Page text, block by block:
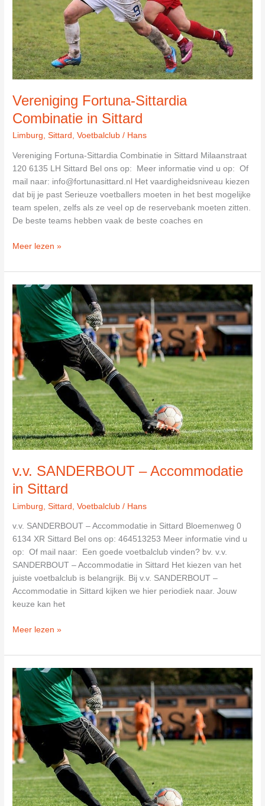
Vereniging Fortuna-Sittardia
Combinatie in Sittard
Limburg,Sittard ,Voetbalclub / Hans
Vereniging Fortuna-Sittardia Combinatie in Sittard Milaanstraat
120 6135 LH Sittard Bel ons op: Meer informatie vind u op: Of
mail naar: info@fortunasittard.nl
Het vaardigheidsniveau kiezen
dat bij je past Serieuze voetballers moeten in het best mogelijke
team spelen, zelfs als ze veel op de reservebank moeten zitten.
De beste teams hebben vaak de beste coaches en
Vereniging
Sittardia
Combinatie
in
Sittard
Meer lezen »
v.v. SANDERBOUT – Accommodatie
in Sittard
Limburg ,Sittard ,Voetbalclub / Hans
v.v. SANDERBOUT – Accommodatie in Sittard Bloemenweg 0
6134 XR Sittard Bel ons op: 464513253 Meer informatie vind u
op: Of mail naar: Een goede voetbalclub vinden? bv. v.v.
SANDERBOUT – Accommodatie in Sittard Het kiezen van het
juiste voetbalclub is belangrijk. Bij v.v. SANDERBOUT –
Accommodatie in Sittard kijken we hier periodiek naar. Jouw
keuze kan het
v.v.
–
Accommodatie
in
Sittard
Meer lezen »